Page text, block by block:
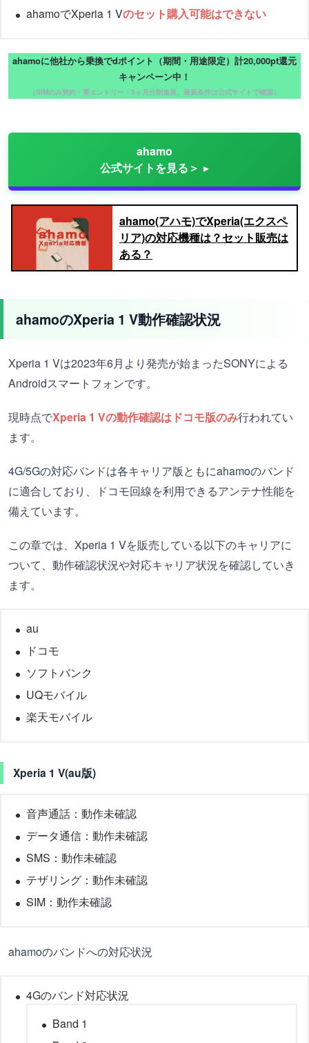
ahamoでXperia 1 Vのセット購入可能はできない
ahamoに他社から乗換でdポイント（期間・用途限定）計20,000pt還元
キャンペーン中！
（SIMのみ契約・要エントリー・5ヶ月分割進呈。最新条件は公式サイトで確認）
ahamo
公式サイトを見る＞
ahamo(アハモ)でXperia(エクスペ
リア)の対応機種は？セット販売は
ある？
ahamoのXperia 1 V動作確認状況
Xperia 1 Vは2023年6月より発売が始まったSONYによる
Androidスマートフォンです。
現時点でXperia 1 Vの動作確認はドコモ版のみ行われてい
ます。
4G/5Gの対応バンドは各キャリア版ともにahamoのバンド
に適合しており、ドコモ回線を利用できるアンテナ性能を
備えています。
この章では、Xperia 1 Vを販売している以下のキャリアに
ついて、動作確認状況や対応キャリア状況を確認していき
ます。
au
ドコモ
ソフトバンク
UQモバイル
楽天モバイル
Xperia 1 V(au版)
音声通話：動作未確認
データ通信：動作未確認
SMS：動作未確認
テザリング：動作未確認
SIM：動作未確認
ahamoのバンドへの対応状況
4Gのバンド対応状況
Band 1